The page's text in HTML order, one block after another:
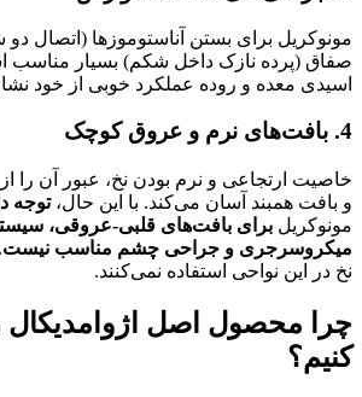
مونوکریل برای بستن آناستوموزها (اتصال
صفاق (پرده نازک داخل شکم) بسیار مناسب
اسیدی معده و روده عملکرد خوبی از خود
4. بافت‌های نرم و عروق کوچک
خاصیت ارتجاعی و نرم بودن نخ، عبور آن را
و بافت همبند آسان می‌کند. با این حال،توجه
مونوکریل برای بافت‌های قلبی-عروقی،
میکروسرجری و جراحی چشم مناسب نیست
نخ در این نواحی استفاده نمی‌کنند.
چرا محصول اصل اژوامدیکال
کنیم؟